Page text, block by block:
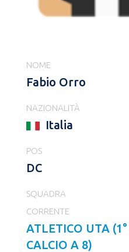
NOME
Fabio Orro
NAZIONALITÀ
Italia
POS
DC
SQUADRA
CORRENTE
ATLETICO UTA
CALCIO A 8)